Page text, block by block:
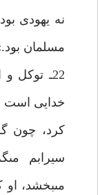
نه يهودى
مسلمان
22ـ توكل
خدايى است
كرد، چون
سيرابم
مىبخشد،